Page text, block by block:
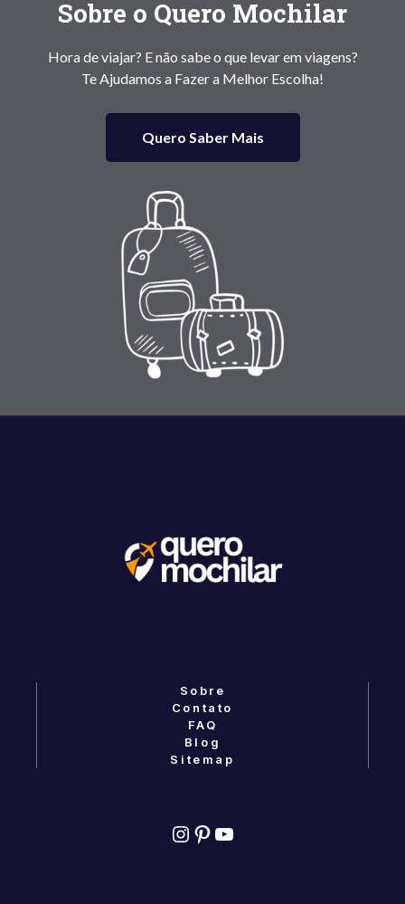
Sobre o Quero Mochilar
Hora de viajar? E não sabe o que levar em viagens?
Te Ajudamos a Fazer a Melhor Escolha!
Quero Saber Mais
Sobre
Contato
FAQ
Blog
Sitemap
Instagram
Pinterest
YouTube